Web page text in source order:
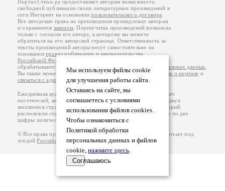
Мы используем файлы cookie
для улучшения работы сайта.
Оставаясь на сайте, вы
соглашаетесь с условиями
использования файлов cookies.
Чтобы ознакомиться с
Политикой обработки
персональных данных и файлов
cookie, нажмите здесь.
Соглашаюсь
Портал Стихи.ру предоставляет авторам возможность
свободной публикации своих литературных произведений в
сети Интернет на основаниипользовательского договора
Все авторские права на произведения принадлежат авторам
и охраняются законом . Перепечатка произведений возможна
только с согласия его автора, к которому вы можете
обратиться на его авторской странице. Ответственность за
тексты произведений авторы несут самостоятельно на
основанииправил публикации изаконодательства
Российской Федерации
обрабатываются на основании
Политики обработки персональных данных
Вы также можете посмотреть более подробнуюинформацию о портале и
связаться с администрацией.
Ежедневная аудитория портала Стихи.ру – порядка 200 тысяч
посетителей, которые в общей сумме просматривают более двух
миллионов страниц по данным счетчика посещаемости, который
расположен справа от этого текста. В каждой графе указано по две
цифры: количество просмотров и количество посетителей.
© Все права принадлежат авторам, 2000-2026. Портал работает под
эгидойРоссийского союза писателей.18+